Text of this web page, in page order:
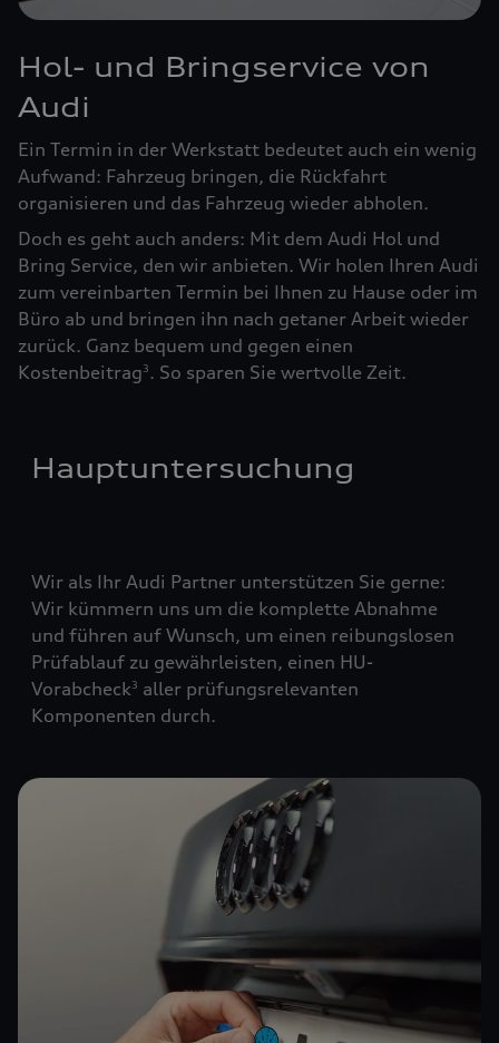
Hol- und Bringservice von
Audi
Ein Termin in der Werkstatt bedeutet auch ein wenig
Aufwand: Fahrzeug bringen, die Rückfahrt
organisieren und das Fahrzeug wieder abholen.
Doch es geht auch anders: Mit dem Audi Hol und
Bring Service, den wir anbieten. Wir holen Ihren Audi
zum vereinbarten Termin bei Ihnen zu Hause oder im
Büro ab und bringen ihn nach getaner Arbeit wieder
zurück. Ganz bequem und gegen einen
Kostenbeitrag3. So sparen Sie wertvolle Zeit.
Hauptuntersuchung
Wir als Ihr Audi Partner unterstützen Sie gerne:
Wir kümmern uns um die komplette Abnahme
und führen auf Wunsch, um einen reibungslosen
Prüfablauf zu gewährleisten, einen HU-
Vorabcheck3 aller prüfungsrelevanten
Komponenten durch.